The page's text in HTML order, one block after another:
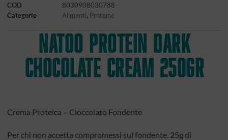
COD
8030908030788
Categorie
Alimenti, Proteine
NATOO Protein Dark
Chocolate Cream 250gr
Crema Proteica – Cioccolato Fondente
Per chi non accetta compromessi sul fondente. 25g di